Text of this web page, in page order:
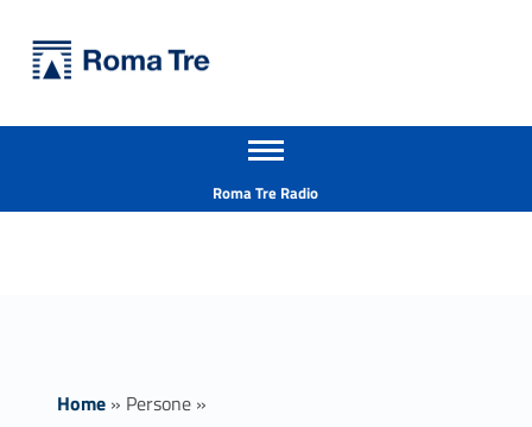
GIUSEPPINA SANTILLI - Università Roma Tre
Apri il menu secondario
Roma Tre Radio
Home» Persone»